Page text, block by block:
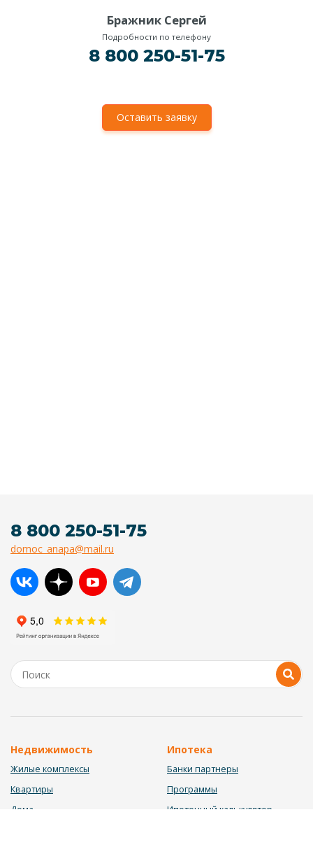
Бражник Сергей
Подробности по телефону
8 800 250-51-75
Оставить заявку
8 800 250-51-75
domoc_anapa@mail.ru
Недвижимость
Жилые комплексы
Квартиры
Дома
Ипотека
Банки партнеры
Программы
Ипотечный калькулятор